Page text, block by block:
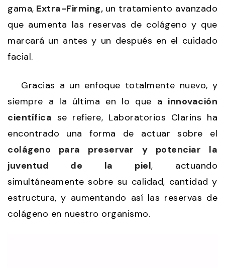
gama, Extra-Firming, un tratamiento avanzado
que aumenta las reservas de colágeno y que
marcará un antes y un después en el cuidado
facial.
Gracias a un enfoque totalmente nuevo, y
siempre a la última en lo que a innovación
científica se refiere, Laboratorios Clarins ha
encontrado una forma de actuar sobre el
colágeno para preservar y potenciar la
juventud de la piel, actuando
simultáneamente sobre su calidad, cantidad y
estructura, y aumentando así las reservas de
colágeno en nuestro organismo.